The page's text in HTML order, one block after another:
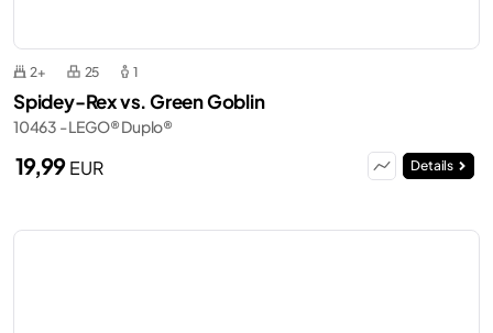
2+ 25 1
Spidey-Rex vs. Green Goblin
10463 - LEGO® Duplo®
19,99EUR Details